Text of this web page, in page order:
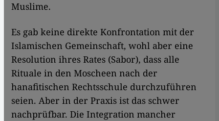
Muslime.
Es gab keine direkte Konfrontation mit der
Islamischen Gemeinschaft, wohl aber eine
Resolution ihres Rates (Sabor), dass alle
Rituale in den Moscheen nach der
hanafitischen Rechtsschule durchzuführen
seien. Aber in der Praxis ist das schwer
nachprüfbar. Die Integration mancher